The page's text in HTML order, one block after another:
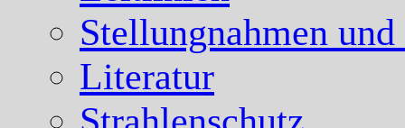
Stellungnahmen
Literatur